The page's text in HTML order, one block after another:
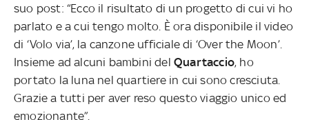
suo post: “Ecco il risultato di un progetto di cui vi ho
parlato e a cui tengo molto. È ora disponibile il video
di ‘Volo via’, la canzone ufficiale di ‘Over the Moon’.
Insieme ad alcuni bambini del Quartaccio, ho
portato la luna nel quartiere in cui sono cresciuta.
Grazie a tutti per aver reso questo viaggio unico ed
emozionante”.